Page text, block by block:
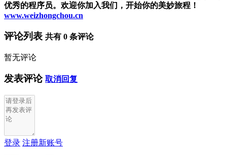
优秀的程序员。欢迎你加入我们，开始你的美妙旅程！
www.weizhongchou.cn
评论列表 共有 0 条评论
暂无评论
发表评论 取消回复
登录 注册新账号